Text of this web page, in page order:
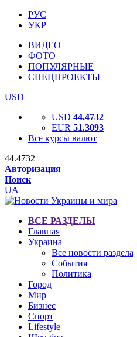
РУС
УКР
ВИДЕО
ФОТО
ПОПУЛЯРНЫЕ
СПЕЦПРОЕКТЫ
USD
USD 44.4732
EUR 51.3093
Все курсы валют
44.4732
Авторизация
Поиск
UA
ВСЕ РАЗДЕЛЫ
Главная
Украина
Все новости раздела
События
Политика
Город
Мир
Бизнес
Спорт
Lifestyle